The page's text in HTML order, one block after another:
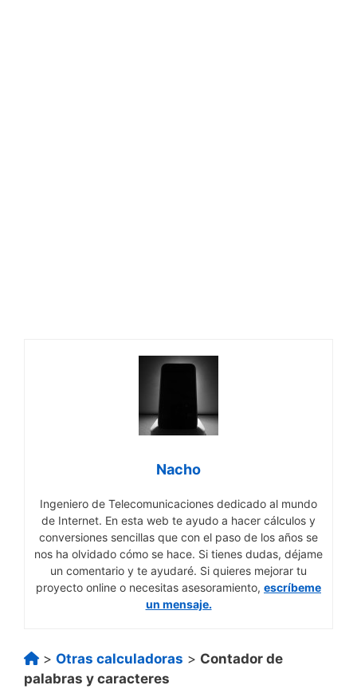
Nacho
Ingeniero de Telecomunicaciones dedicado al mundo
de Internet. En esta web te ayudo a hacer cálculos y
conversiones sencillas que con el paso de los años se
nos ha olvidado cómo se hace. Si tienes dudas, déjame
un comentario y te ayudaré. Si quieres mejorar tu
proyecto online o necesitas asesoramiento, escríbeme
un mensaje.
> Otras calculadoras > Contador de
palabras y caracteres